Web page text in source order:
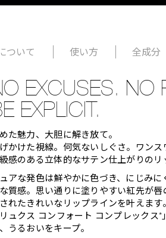
ついて 使い方 全成分
EXCUSES. NO
EXPLICIT.
た魅力、大胆に解き放て。
かけた視線。何気ないしぐさ。ワンス
感のある立体的なサテン仕上がりのリ
アな発色は鮮やかに色づき、にじみに
質感。思い通りに塗りやすい紅先が
れたきれいなリップラインを叶えます。
リュクス コンフォート コンプレックス
うるおいをキープ。